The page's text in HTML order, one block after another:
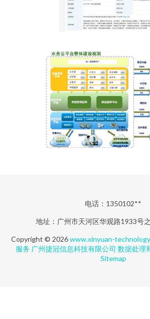
电话：1350102**
地址：广州市天河区华观路1933号
Copyright © 2026www.xinyuan-
服务 广州捷冠信息科技有限公司 数据处理
Sitemap